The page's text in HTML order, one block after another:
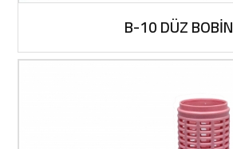
B-10 DÜZ BOBİN